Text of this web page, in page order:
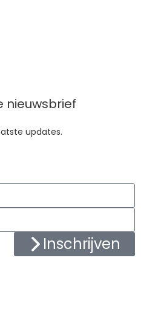
nieuwsbrief
updates.
Inschrijven